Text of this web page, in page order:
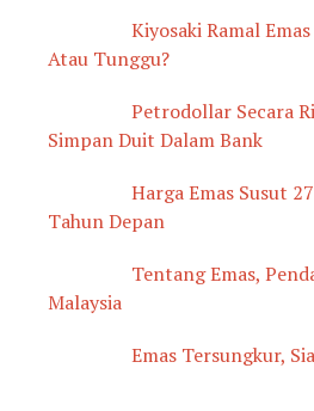
Kiyosaki Ramal
Atau Tunggu?
Petrodollar Secara
Simpan Duit Dalam Bank
Harga Emas Susut
Tahun Depan
Tentang Emas,
Malaysia
Emas Tersungkur,